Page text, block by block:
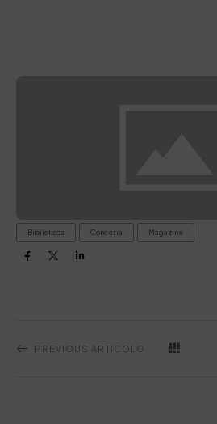
Biblioteca Conceria Magazine
PREVIOUS ARTICOLO